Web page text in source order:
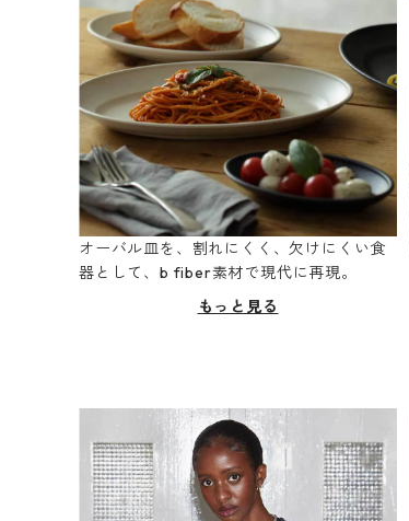
オーバル皿を、割れにくく、欠けにくい食
器として、b fiber素材で現代に再現。
もっと見る